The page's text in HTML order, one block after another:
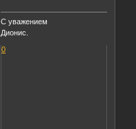
С уважением
Дионис.
0